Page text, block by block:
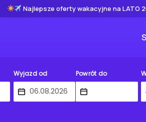
Najlepsze oferty wakacyjne na LATO
Wyjazd od Powrót do